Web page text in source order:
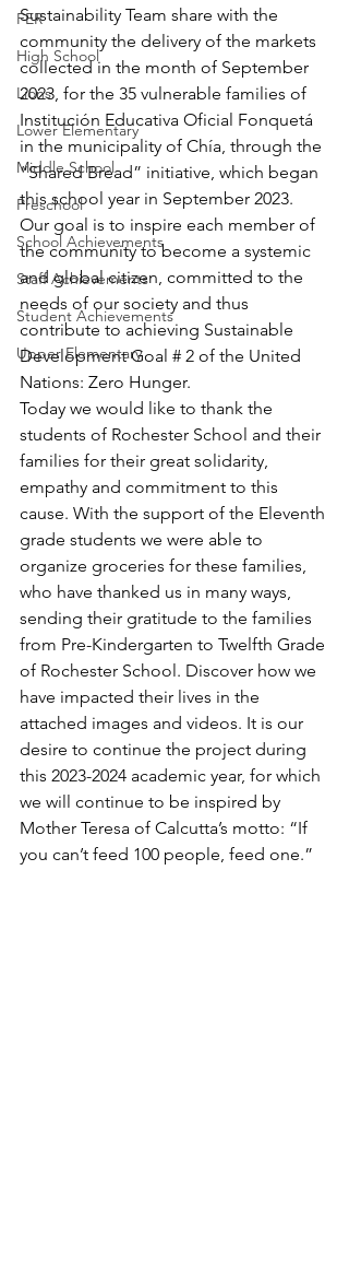
FER
High School
Lions
Lower Elementary
Middle School
Preschool
School Achievements
Staff Achievements
Student Achievements
Upper Elementary
Sustainability Team share with the
community the delivery of the markets
collected in the month of September
2023, for the 35 vulnerable families of
Institución Educativa Oficial Fonquetá
in the municipality of Chía, through the
“Shared Bread” initiative, which began
this school year in September 2023.
Our goal is to inspire each member of
the community to become a systemic
and global citizen, committed to the
needs of our society and thus
contribute to achieving Sustainable
Development Goal # 2 of the United
Nations: Zero Hunger.
Today we would like to thank the
students of Rochester School and their
families for their great solidarity,
empathy and commitment to this
cause. With the support of the Eleventh
grade students we were able to
organize groceries for these families,
who have thanked us in many ways,
sending their gratitude to the families
from Pre-Kindergarten to Twelfth Grade
of Rochester School. Discover how we
have impacted their lives in the
attached images and videos. It is our
desire to continue the project during
this 2023-2024 academic year, for which
we will continue to be inspired by
Mother Teresa of Calcutta’s motto: “If
you can’t feed 100 people, feed one.”